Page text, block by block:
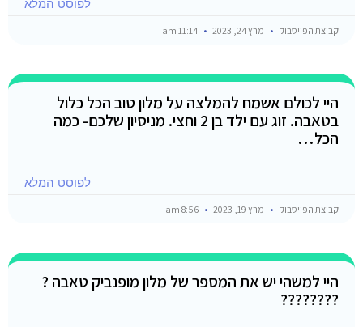
לפוסט המלא
קבוצת הפייסבוק מרץ 24, 2023
היי לכולם אשמח להמלצה על מלון טוב הכל כלול
בטאבה. זוג עם ילד בן 2 וחצי. מניסיון שלכם- כמה
הכל…
לפוסט המלא
קבוצת הפייסבוק מרץ 19, 2023
היי למשהי יש את המספר של מלון מופנביק טאבה ?
????????